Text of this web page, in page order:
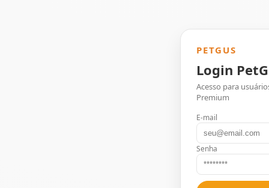
PETGUS
Login
Acesso para
Premium
E-mail
Senha